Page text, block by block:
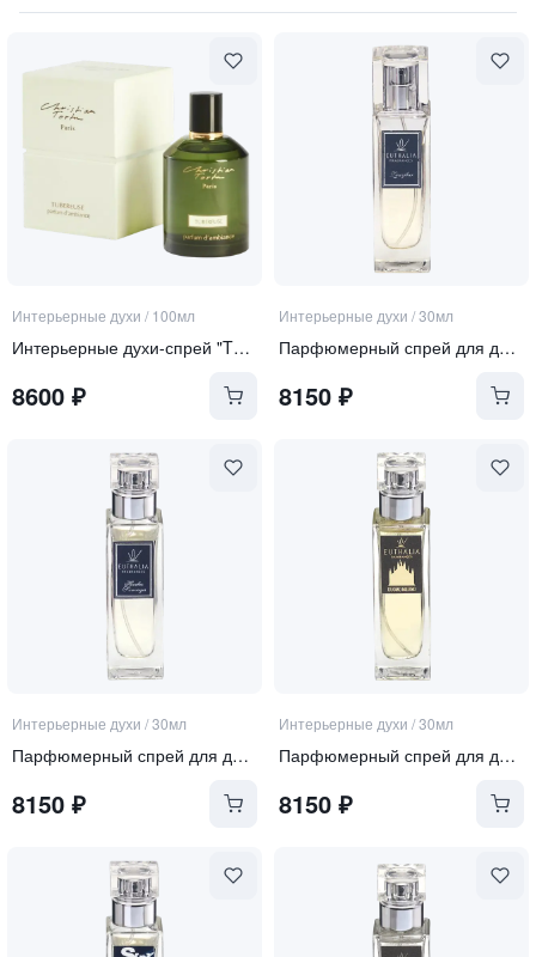
Интерьерные духи / 100мл
Интерьерные духи-спрей "TUBEREUSE"
8600 ₽
Интерьерные духи /30мл
Парфюмерный спрей для дома "Zanzibar"
8150₽
Интерьерные духи /30мл
Парфюмерный спрей для дома "Herbes Sauvages"
8150 ₽
Интерьерные духи /30мл
Парфюмерный спрей для дома "Duomo Milano"
8150₽